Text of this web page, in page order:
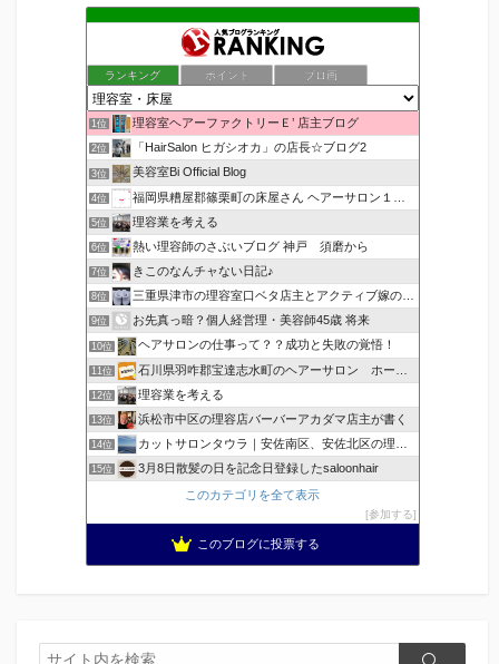
ランキング ポイント ブロ画
1位 理容室ヘアーファクトリーＥ’ 店主ブログ
2位 「HairSalon ヒガシオカ」の店長☆ブログ2
3位 美容室Bi Official Blog
4位 福岡県糟屋郡篠栗町の床屋さん ヘアーサロン１２３公式ブログ
5位 理容業を考える
6位 熱い理容師のさぶいブログ 神戸 須磨から
7位 きこのなんチャない日記♪
8位 三重県津市の理容室口ベタ店主とアクティブ嫁のblog
9位 お先真っ暗？個人経営理・美容師45歳 将来
10位 ヘアサロンの仕事って？？成功と失敗の覚悟！
11位 石川県羽咋郡宝達志水町のヘアーサロン ホープヘアーズ
12位 理容業を考える
13位 浜松市中区の理容店バーバーアカダマ店主が書く
14位 カットサロンタウラ｜安佐南区、安佐北区の理美容院
15位
3月8日散髪の日を記念日登録したsaloonhair
このカテゴリを全て表示
参加する
このブログに投票する
検